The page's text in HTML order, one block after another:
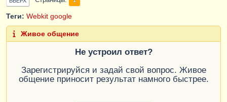
Теги: Webkit google
Живое общение
Не устроил ответ?
Зарегистрируйся и задай свой вопрос. Живое
общение приносит результат намного быстрее.